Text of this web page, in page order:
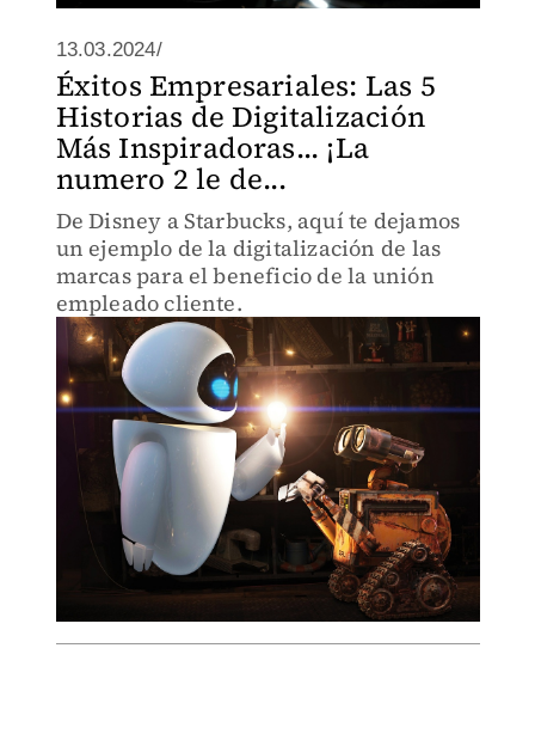
13.03.2024/
Éxitos Empresariales: Las 5
Historias de Digitalización
Más Inspiradoras... ¡La
numero 2 le de...
De Disney a Starbucks, aquí te dejamos
un ejemplo de la digitalización de las
marcas para el beneficio de la unión
empleado cliente.